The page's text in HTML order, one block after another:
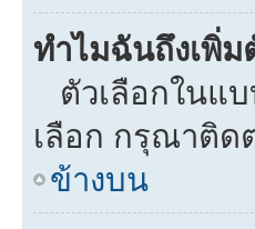
ทำไมฉันถึงเพิ่
ตัวเลือกในแ
เลือก กรุณาติด
ข้างบน